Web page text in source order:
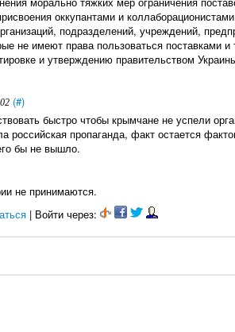
оккупантами и
подразделений, учреждений,
не имеют права пользоваться поставками
и утверждению правительством
(#)
быстро чтобы крымчане не успели
российская пропаганда, факт остается
бы не вышло.
не принимаются.
| Войти через: